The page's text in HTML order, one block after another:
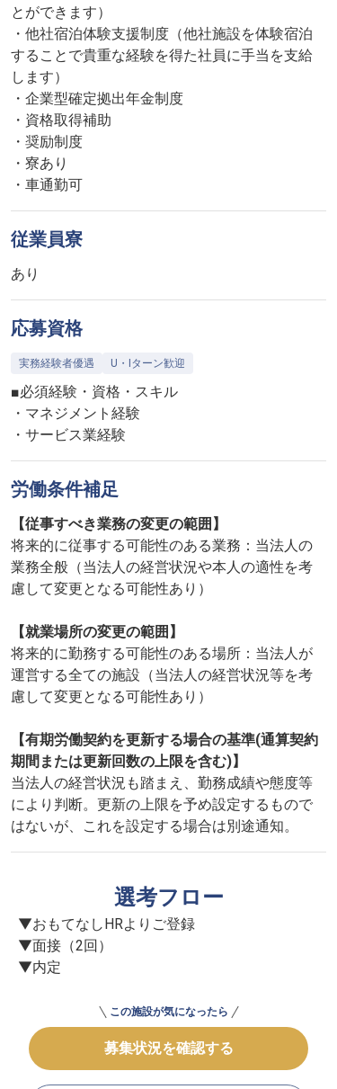
とができます）
・他社宿泊体験支援制度（他社施設を体験宿泊
することで貴重な経験を得た社員に手当を支給
します）
・企業型確定拠出年金制度
・資格取得補助
・奨励制度
・寮あり
・車通勤可
従業員寮
あり
応募資格
実務経験者優遇 U・Iターン歓迎
■必須経験・資格・スキル
・マネジメント経験
・サービス業経験
労働条件補足
【従事すべき業務の変更の範囲】
将来的に従事する可能性のある業務：当法人の
業務全般（当法人の経営状況や本人の適性を考
慮して変更となる可能性あり）
【就業場所の変更の範囲】
将来的に勤務する可能性のある場所：当法人が
運営する全ての施設（当法人の経営状況等を考
慮して変更となる可能性あり）
【有期労働契約を更新する場合の基準(通算契約
期間または更新回数の上限を含む)】
当法人の経営状況も踏まえ、勤務成績や態度等
により判断。更新の上限を予め設定するもので
はないが、これを設定する場合は別途通知。
選考フロー
▼おもてなしHRよりご登録
▼面接（2回）
▼内定
この施設が気になったら
募集状況を確認する